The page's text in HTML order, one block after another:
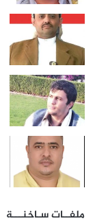
ملفــات سـاخنـــة